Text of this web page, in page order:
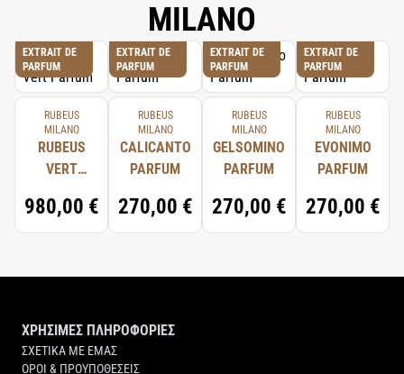
MILANO
EXTRAIT DE
PARFUM
RUBEUS
MILANO
RUBEUS
VERT
980,00 €
EXTRAIT DE
PARFUM
RUBEUS
MILANO
CALICANTO
PARFUM
270,00 €
EXTRAIT DE
PARFUM
RUBEUS
MILANO
GELSOMINO
PARFUM
270,00 €
EXTRAIT DE
PARFUM
RUBEUS
MILANO
EVONIMO
PARFUM
270,00 €
ΧΡΗΣΙΜΕΣ ΠΛΗΡΟΦΟΡΙΕΣ
ΣΧΕΤΙΚΑ ΜΕ ΕΜΑΣ
ΟΡΟΙ & ΠΡΟΥΠΟΘΕΣΕΙΣ